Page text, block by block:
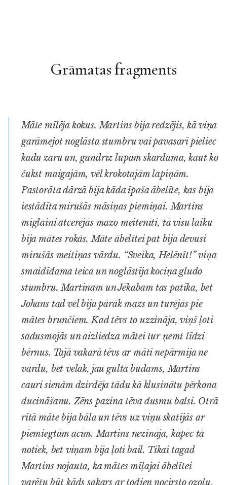
Grāmatas fragments
Māte mīlēja kokus. Martins bija redzējis, kā viņa
garāmejot noglāsta stumbru vai pavasarī pieliec
kādu zaru un, gandrīz lūpām skardama, kaut ko
čukst maigajām, vēl krokotajām lapiņām.
Pastorāta dārzā bija kāda īpaša ābelīte, kas bija
iestādīta mirušās māsiņas piemiņai. Martins
miglaini atcerējās mazo meitenīti, tā visu laiku
bija mātes rokās. Māte ābelītei pat bija devusi
mirušās meitiņas vārdu. “Sveika, Helēnīt!” viņa
smaidīdama teica un noglāstīja kociņa gludo
stumbru. Martinam un Jēkabam tas patika, bet
Johans tad vēl bija pārāk mazs un turējās pie
mātes brunčiem. Kad tēvs to uzzināja, viņš ļoti
sadusmojās un aizliedza mātei tur ņemt līdzi
bērnus. Tajā vakarā tēvs ar māti nepārmija ne
vārdu, bet vēlāk, jau gultā būdams, Martins
cauri sienām dzirdēja tādu kā klusinātu pērkona
ducināšanu. Zēns pazina tēva dusmu balsi. Otrā
rītā māte bija bāla un tēvs uz viņu skatījās ar
piemiegtām acīm. Martins nezināja, kāpēc tā
notiek, bet viņam bija ļoti bail. Tikai tagad
Martins nojauta, ka mātes mīļajai ābelītei
varētu būt kāds sakars ar todien nocirsto ozolu,